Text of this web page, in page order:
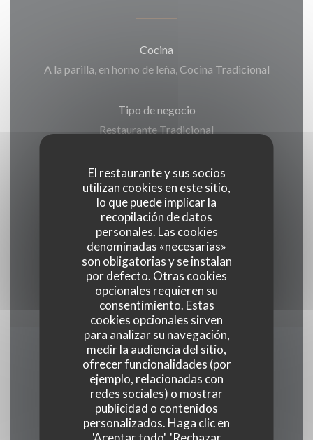
El restaurante y sus socios
utilizan cookies en este sitio,
lo que puede implicar la
recopilación de datos
personales. Las cookies
denominadas «necesarias»
son obligatorias y se instalan
por defecto. Otras cookies
opcionales requieren su
consentimiento. Estas
cookies opcionales sirven
para analizar su navegación,
medir la audiencia del sitio,
ofrecer funcionalidades (por
ejemplo, relacionadas con
redes sociales) o mostrar
publicidad o contenidos
personalizados. Haga clic en
Cocina
A la parilla, en horno de leña, Cocina Tradicional
Tipo de negocio
Restaurante Tradicional
Servicios
Climatización, WiFi
Métodos de pago
Contactless Payment, American Express,
Eurocard/Mastercard, Tickets restaurante,
Efectivo, Visa, Cheques, Tarjeta de Crédito
Horario de apertura